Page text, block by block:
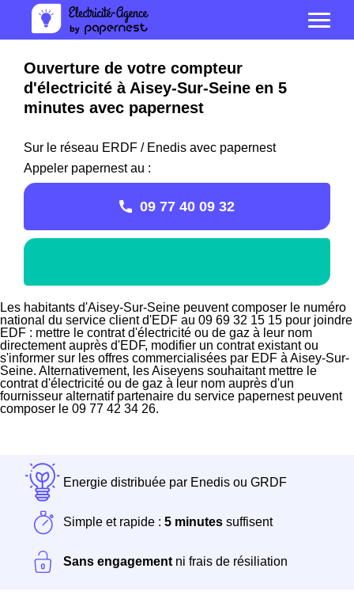
Ouverture de votre compteur
d'électricité à Aisey-Sur-Seine en 5
minutes avec papernest
Sur le réseau ERDF / Enedis avec papernest
Appeler papernest au :
09 77 40 09 32
Les habitants d'Aisey-Sur-Seine peuvent composer le numéro
national du service client d'EDF au 09 69 32 15 15 pour joindre
EDF : mettre le contrat d'électricité ou de gaz à leur nom
directement auprès d'EDF, modifier un contrat existant ou
s'informer sur les offres commercialisées par EDF à Aisey-Sur-
Seine. Alternativement, les Aiseyens souhaitant mettre le
contrat d'électricité ou de gaz à leur nom auprès d'un
fournisseur alternatif partenaire du service papernest peuvent
composer le 09 77 42 34 26.
Energie distribuée par Enedis ou GRDF
Simple et rapide : 5 minutes suffisent
Sans engagement ni frais de résiliation